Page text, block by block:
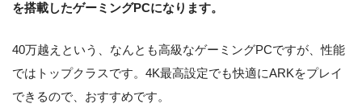
を搭載したゲーミングPCになります。
40万越えという、なんとも高級なゲーミングPCですが、性能
ではトップクラスです。4K最高設定でも快適にARKをプレイ
できるので、おすすめです。